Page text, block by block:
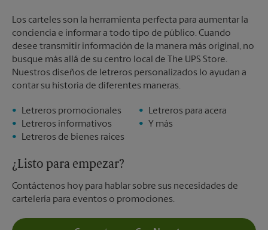
Los carteles son la herramienta perfecta para aumentar la
conciencia e informar a todo tipo de público. Cuando
desee transmitir información de la manera más original, no
busque más allá de su centro local de The UPS Store.
Nuestros diseños de letreros personalizados lo ayudan a
contar su historia de diferentes maneras.
Letreros promocionales
Letreros informativos
Letreros de bienes raíces
Letreros para acera
Y más
¿Listo para empezar?
Contáctenos hoy para hablar sobre sus necesidades de
cartelería para eventos o promociones.